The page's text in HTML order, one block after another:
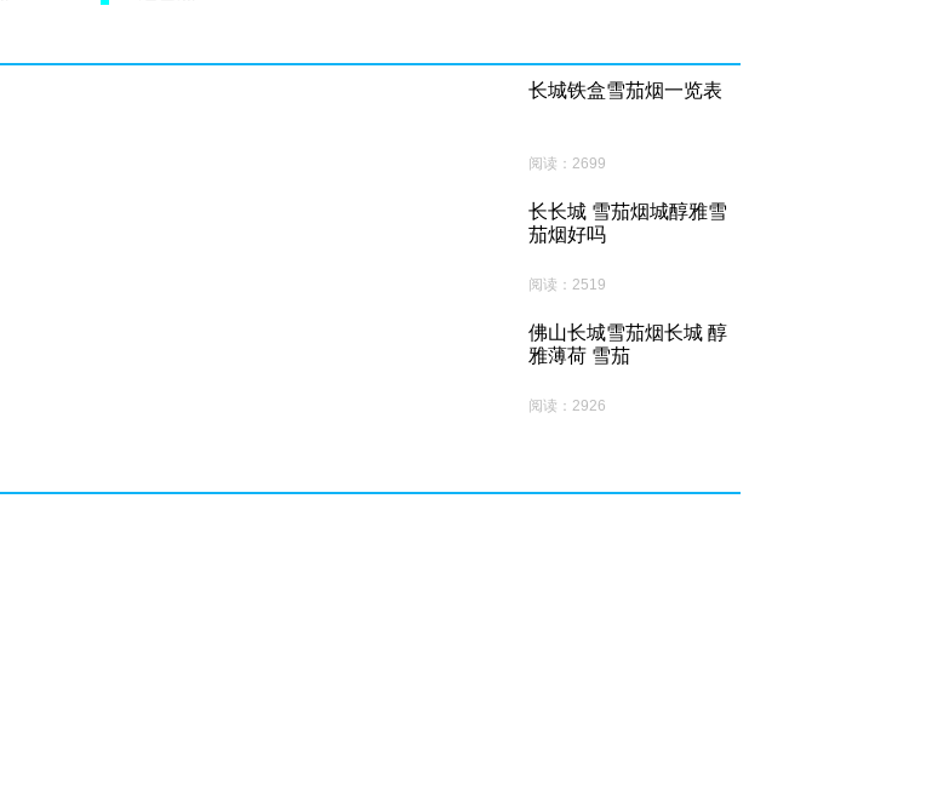
长城铁盒雪茄烟一览表
阅读：2699
长长城 雪茄烟城醇雅雪
茄烟好吗
阅读：2519
佛山长城雪茄烟长城 醇
雅薄荷 雪茄
阅读：2926